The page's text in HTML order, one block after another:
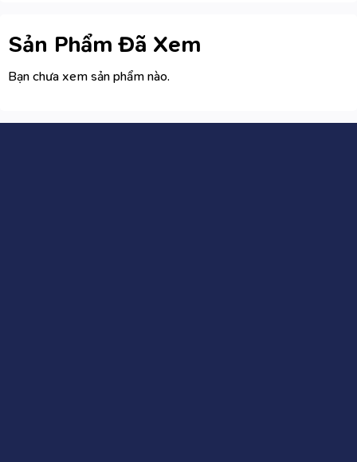
Sản Phẩm Đã Xem
Bạn chưa xem sản phẩm nào.